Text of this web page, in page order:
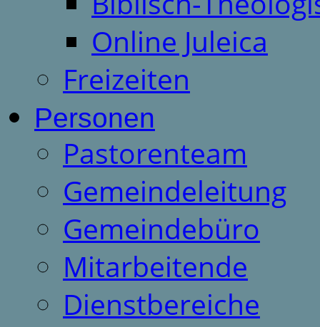
Online Juleica
Freizeiten
Personen
Pastorenteam
Gemeindeleitung
Gemeindebüro
Mitarbeitende
Dienstbereiche